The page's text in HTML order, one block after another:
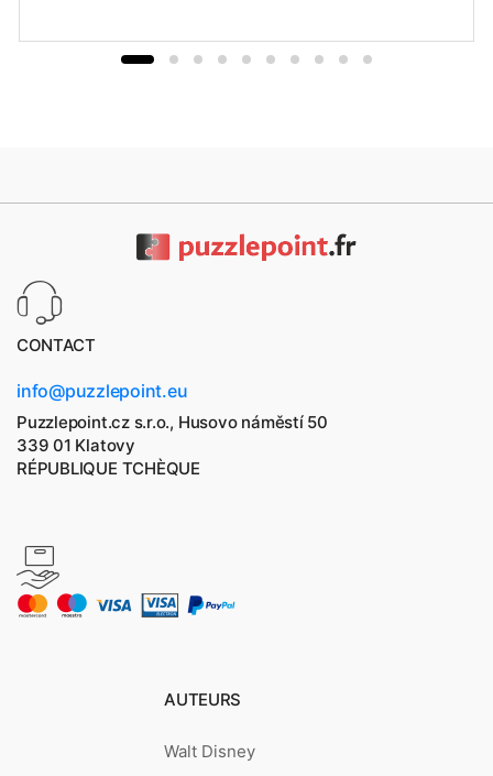
CONTACT
info@puzzlepoint.eu
Puzzlepoint.cz s.r.o., Husovo náměstí 50
339 01 Klatovy
RÉPUBLIQUE TCHÈQUE
AUTEURS
Walt Disney